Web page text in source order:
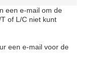
luchtloze pompfles